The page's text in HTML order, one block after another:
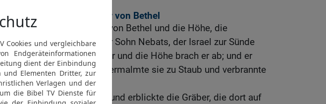
Das Gericht über den Altar von Bethel
15 Ebenso auch den Altar von Bethel und die Höhe, die
Jerobeam erbaut hatte, der Sohn Nebats, der Israel zur Sünde
verführte: Auch diesen Altar und die Höhe brach er ab; und er
verbrannte die Höhe und zermalmte sie zu Staub und verbrannte
das Aschera-Standbild.
16 Und Josia sah sich um und erblickte die Gräber, die dort auf